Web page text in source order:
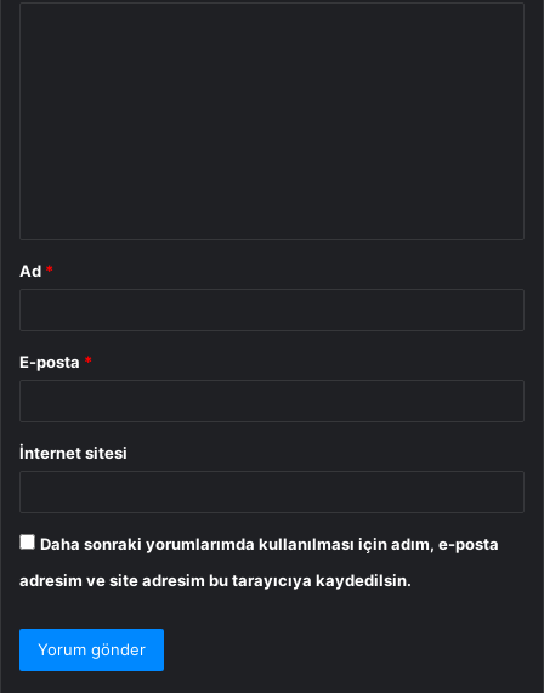
Ad *
E-posta *
İnternet sitesi
Daha sonraki yorumlarımda kullanılması için adım, e-posta
adresim ve site adresim bu tarayıcıya kaydedilsin.